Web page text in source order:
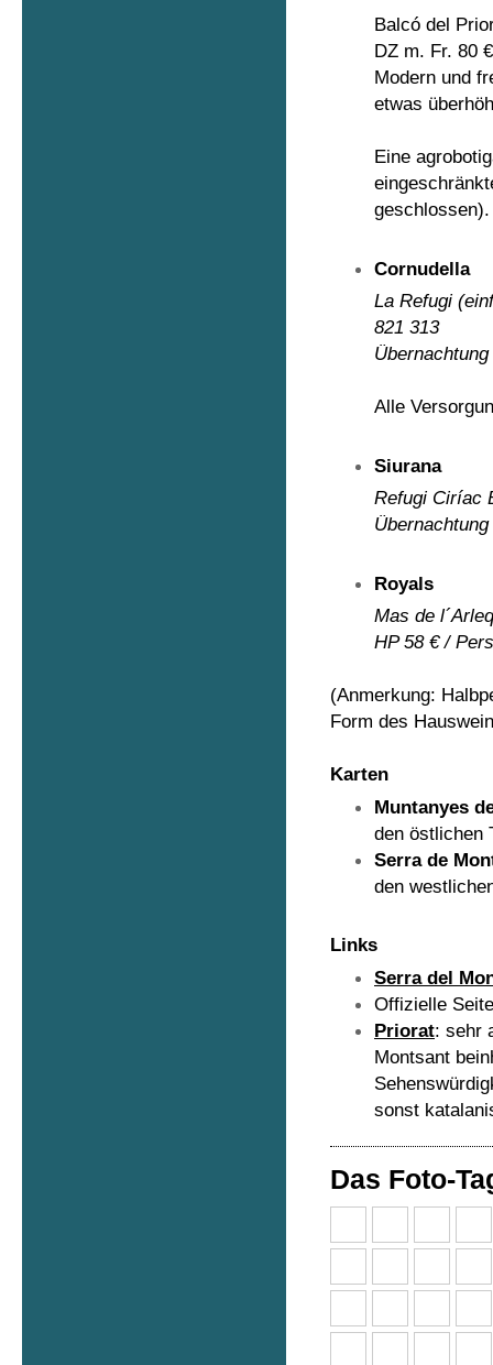
Balcó del
DZ m. Fr. 80
Modern und
etwas
Eine
geschlossen).
Cornudella
La Refugi
821 313
Alle
Siurana
Refugi Ciríac
Royals
Mas de
HP 58 € /
(Anmerkung:
Form des
Karten
Muntanyes
den östlichen
Serra de
den
Links
Serra del
Offizielle
Priorat: sehr
Montsant
sonst
Das Foto-